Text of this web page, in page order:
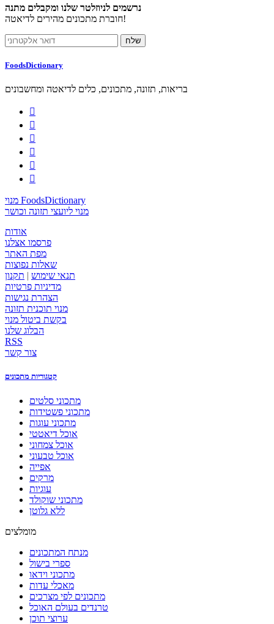
נרשמים לניוזלטר שלנו ומקבלים מתנה
חוברת מתכונים מהירים לדיאטה!
FoodsDictionary
בריאות, תזונה, מתכונים, כלים לדיאטה ומחשבונים






מנוי FoodsDictionary
מנוי ליועצי תזונה וכושר
אודות
פרסמו אצלנו
מפת האתר
שאלות נפוצות
תנאי שימוש | תקנון
מדיניות פרטיות
הצהרת נגישות
מנוי תוכנית תזונה
בקשת ביטול מנוי
הבלוג שלנו
RSS
צור קשר
קטגוריות מתכונים
מתכוני סלטים
מתכוני פשטידות
מתכוני עוגות
אוכל דיאטטי
אוכל צמחוני
אוכל טבעוני
אפייה
מרקים
עוגיות
מתכוני שוקולד
ללא גלוטן
מומלצים
מנתח המתכונים
ספרי בישול
מתכוני וידאו
מאכלי עדות
מתכונים לפי מצרכים
טרנדים בעולם האוכל
ערוצי תוכן